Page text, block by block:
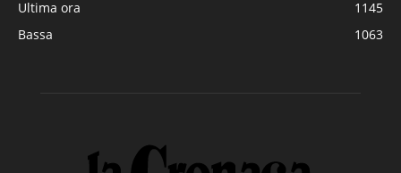
Ultima ora
1145
Bassa
1063